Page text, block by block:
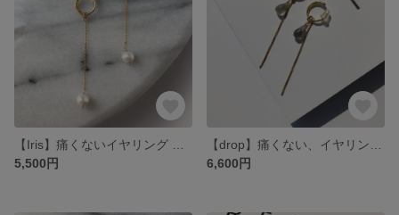
5,500円
6,600円